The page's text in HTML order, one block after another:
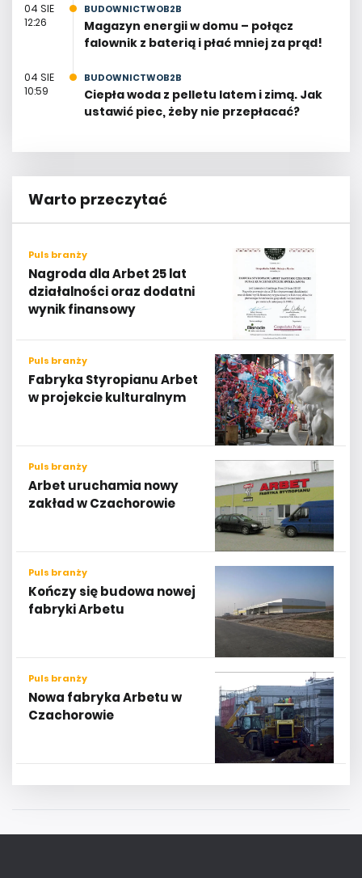
04 SIE
12:26
BUDOWNICTWOB2B
Magazyn energii w domu – połącz
falownik z baterią i płać mniej za prąd!
04 SIE
10:59
BUDOWNICTWOB2B
Ciepła woda z pelletu latem i zimą. Jak
ustawić piec, żeby nie przepłacać?
Warto przeczytać
Puls branży
Nagroda dla Arbet 25 lat
działalności oraz dodatni
wynik finansowy
Puls branży
Fabryka Styropianu Arbet
w projekcie kulturalnym
Puls branży
Arbet uruchamia nowy
zakład w Czachorowie
Puls branży
Kończy się budowa nowej
fabryki Arbetu
Puls branży
Nowa fabryka Arbetu w
Czachorowie